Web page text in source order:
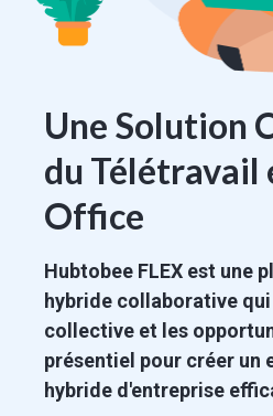
Une Solution
du Télétravail
Office
Hubtobee FLEX est une
hybride collaborative
collective et les
présentiel pour créer un
hybride d'entreprise